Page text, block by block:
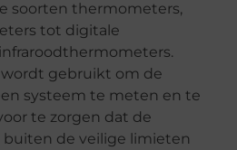
soorten thermometers,
tot digitale
gebruikt om de
systeem te meten en te
te zorgen dat de
de veilige limieten